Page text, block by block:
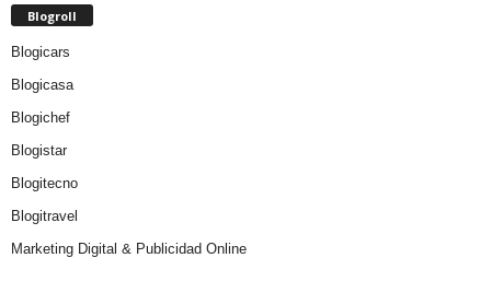
Blogroll
Blogicars
Blogicasa
Blogichef
Blogistar
Blogitecno
Blogitravel
Marketing Digital & Publicidad Online